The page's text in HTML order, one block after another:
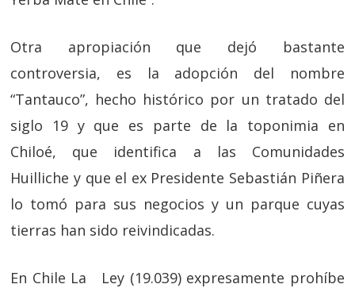
Otra apropiación que dejó bastante
controversia, es la adopción del nombre
“Tantauco”, hecho histórico por un tratado del
siglo 19 y que es parte de la toponimia en
Chiloé, que identifica a las Comunidades
Huilliche y que el ex Presidente Sebastián Piñera
lo tomó para sus negocios y un parque cuyas
tierras han sido reivindicadas.
En Chile La Ley (19.039) expresamente prohíbe